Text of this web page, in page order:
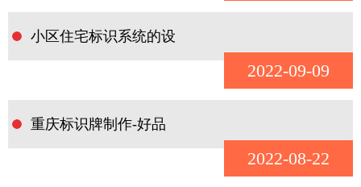
小区住宅标识系统的设
2022-09-09
重庆标识牌制作-好品
2022-08-22